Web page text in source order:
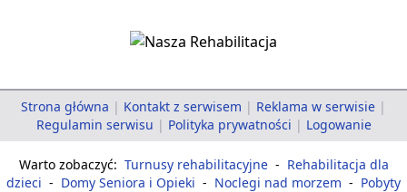
Strona główna | Kontakt z serwisem | Reklama w serwisie |
Regulamin serwisu | Polityka prywatności | Logowanie
Warto zobaczyć: Turnusy rehabilitacyjne - Rehabilitacja dla
dzieci - Domy Seniora i Opieki - Noclegi nad morzem - Pobyty